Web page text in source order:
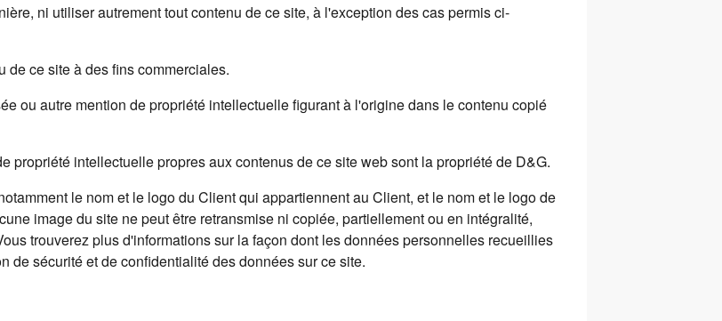
ni utiliser autrement tout contenu de ce site, à l'exception des cas permis ci-
de ce site à des fins commerciales.
ou autre mention de propriété intellectuelle figurant à l'origine dans le contenu copié
propriété intellectuelle propres aux contenus de ce site web sont la propriété de D&G.
le nom et le logo du Client qui appartiennent au Client, et le nom et le logo de
image du site ne peut être retransmise ni copiée, partiellement ou en intégralité,
trouverez plus d'informations sur la façon dont les données personnelles recueillies
de sécurité et de confidentialité des données sur ce site.